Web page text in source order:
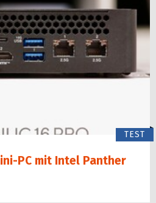
TEST
PC mit Intel Panther